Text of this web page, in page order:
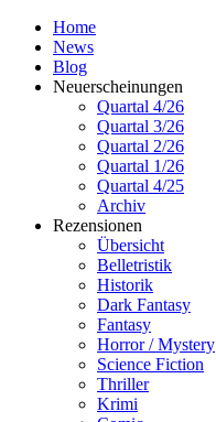
Home
News
Blog
Neuerscheinungen
Quartal 4/26
Quartal 3/26
Quartal 2/26
Quartal 1/26
Quartal 4/25
Archiv
Rezensionen
Übersicht
Belletristik
Historik
Dark Fantasy
Fantasy
Horror / Mystery
Science Fiction
Thriller
Krimi